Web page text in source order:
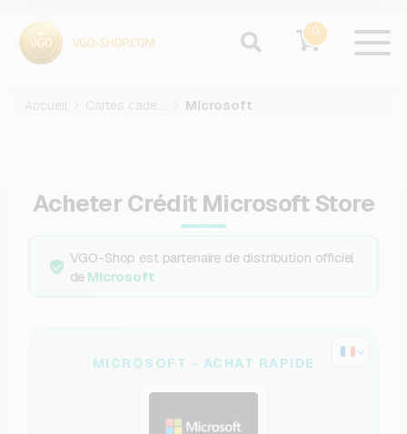
0
Accueil Cartes cadeaux Microsoft
Acheter Crédit Microsoft Store
VGO-Shop est partenaire de distribution officiel
de Microsoft
MICROSOFT - ACHAT RAPIDE